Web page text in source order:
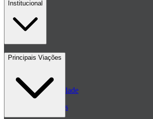
Institucional
Contato
Políticas de Privacidade
Passagens de ônibus
Principais Viações